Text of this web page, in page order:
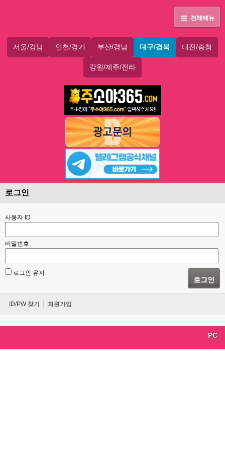
전체메뉴
서울/강남 인천/경기 부산/경남 대구/경북 대전/충청
강원/제주/전라
로그인
사용자 ID
비밀번호
로그인 유지
로그인
ID/PW 찾기 회원가입
PC